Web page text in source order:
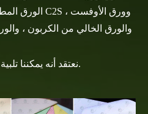
نعتقد أنه يمكننا تلبية احتياجاتك في الأسباب التالية.